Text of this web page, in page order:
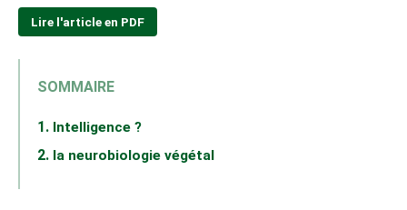
Lire l'article en PDF
SOMMAIRE
Intelligence ?
la neurobiologie végétal